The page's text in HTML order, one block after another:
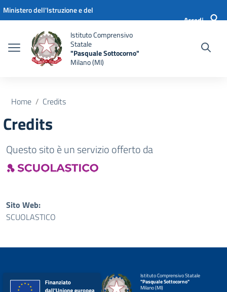
Vai ai contenuti
Vai al menu di navigazione
Vai al footer
Ministero dell'Istruzione e del
Accedi
Istituto Comprensivo
Statale
"Pasquale Sottocorno"
Milano (MI)
Home Credits
Credits
Questo sito è un servizio offerto da
Sito Web:
SCUOLASTICO
Istituto Comprensivo Statale
"Pasquale Sottocorno"
Milano (MI)